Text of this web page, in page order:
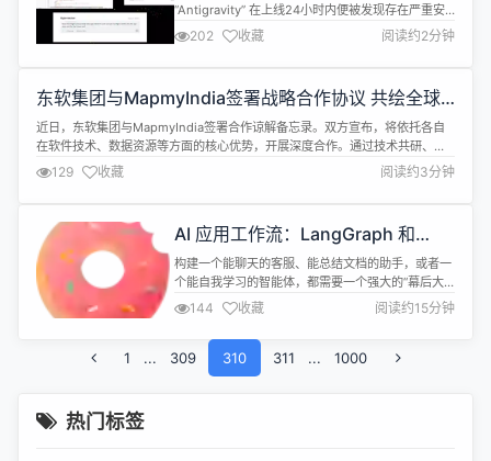
“Antigravity” 在上线24小时内便被发现存在严重安
全漏洞。安全研究员亚伦・波特诺（Aaron
Portnoy）发现，通过修改 Antigravity 的配置设
置，他可以让 AI 执行恶意代码，从而在用户的计算
软件，进行数据窃取或甚至发动勒索攻击。这...
202 收藏 阅读约2分钟
东软集团与MapmyIndia签署战略合作协议 共绘全球
智能出行新蓝图
近日，东软集团与MapmyIndia签署合作谅解备忘录。双方宣布，将依托各自
在软件技术、数据资源等方面的核心优势，开展深度合作。通过技术共研、生
态协同与资源互补，共同面向东南亚及印度等新兴市场，提供更符合本地化需
求的导航产品和智能出行解决方案。至此，东软已成功构建起全球所有重点区
域的头部图商合作网络。 随着汽车产业智能化、网联化加速，全球汽车品牌出
海浪潮持续...
129 收藏 阅读约3分钟
AI 应用工作流：LangGraph 和
Solon AI Flow，我该选谁？
构建一个能聊天的客服、能总结文档的助手，或者一
个能自我学习的智能体，都需要一个强大的“幕后大
脑”来编排流程。LangGraph 和 Solon AI Flow 就是
这样的“大脑”，但它们的工作方式和适用领域大不相
同。 简单来说： LangGraph 就像一个拥有复杂思维
的私人侦探，擅长推理、犯错和自我修正。 Solon
AI Flow 就像一家大型工厂的生产...
144 收藏 阅读约15分钟
1 ... 309 310 311 ... 1000
热门标签